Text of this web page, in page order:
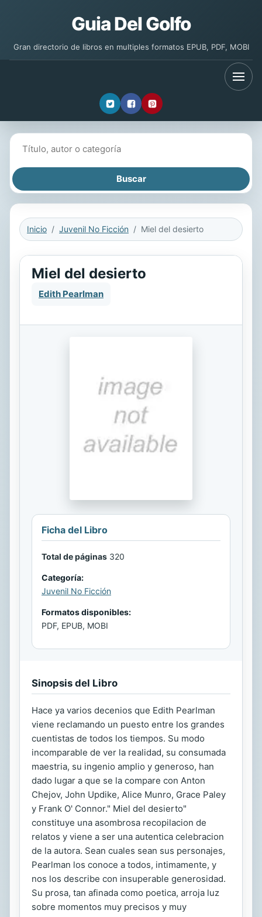
Guia Del Golfo
Gran directorio de libros en multiples formatos EPUB, PDF, MOBI
Inicio Juvenil No Ficción Miel del desierto
Miel del desierto
Edith Pearlman
Ficha del Libro
Total de páginas 320
Categoría:
Juvenil No Ficción
Formatos disponibles:
PDF, EPUB, MOBI
Sinopsis del Libro
Hace ya varios decenios que Edith Pearlman
viene reclamando un puesto entre los grandes
cuentistas de todos los tiempos. Su modo
incomparable de ver la realidad, su consumada
maestria, su ingenio amplio y generoso, han
dado lugar a que se la compare con Anton
Chejov, John Updike, Alice Munro, Grace Paley
y Frank O' Connor." Miel del desierto"
constituye una asombrosa recopilacion de
relatos y viene a ser una autentica celebracion
de la autora. Sean cuales sean sus personajes,
Pearlman los conoce a todos, intimamente, y
nos los describe con insuperable generosidad.
Su prosa, tan afinada como poetica, arroja luz
sobre momentos muy precisos y muy